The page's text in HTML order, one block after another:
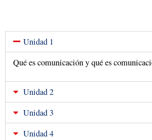
Unidad 1
Qué es comunicación y qué es
Unidad 2
Unidad 3
Unidad 4